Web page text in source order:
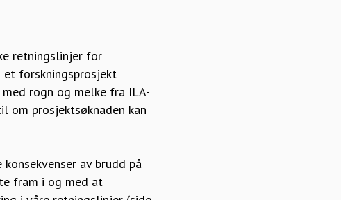
retningslinjer for
forskningsprosjekt
rogn og melke fra ILA-
om prosjektsøknaden kan
av brudd på
fram i og med at